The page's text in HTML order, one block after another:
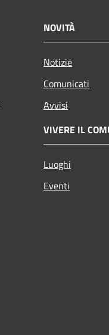
NOVITÀ
Notizie
Comunicati
Avvisi
VIVERE IL
Luoghi
Eventi